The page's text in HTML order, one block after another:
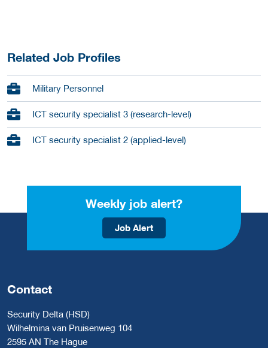
Related Job Profiles
Military Personnel
ICT security specialist 3 (research-level)
ICT security specialist 2 (applied-level)
Weekly job alert?
Job Alert
Contact
Security Delta (HSD)
Wilhelmina van Pruisenweg 104
2595 AN The Hague